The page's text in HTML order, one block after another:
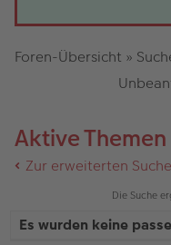
Foren-Übersicht »
Aktive Themen
Zur erweiterten Suche
Die Suche
Es wurden keine